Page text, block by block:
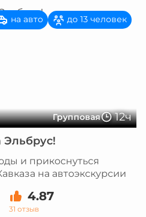
Групповая 12ч
на авто до 13 человек
Эльбрус!
и прикоснуться
на автоэкскурсии
4.87
31 отзыв